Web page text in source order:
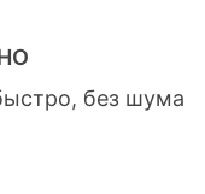
без шума